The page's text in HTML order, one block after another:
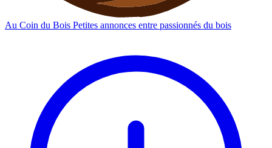
Au Coin du Bois Petites annonces entre passionnés du bois